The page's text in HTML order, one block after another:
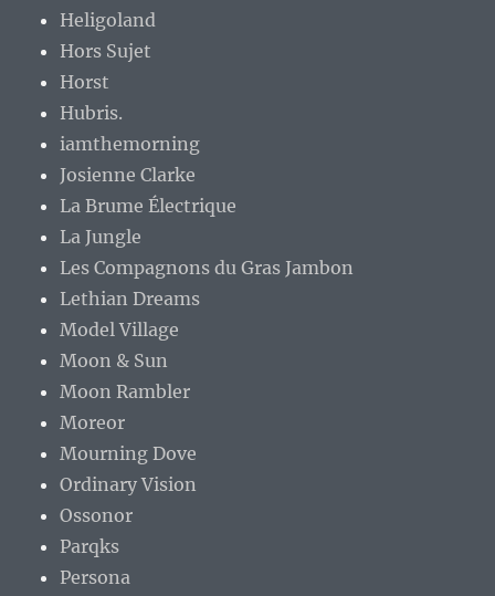
Heligoland
Hors Sujet
Horst
Hubris.
iamthemorning
Josienne Clarke
La Brume Électrique
La Jungle
Les Compagnons du Gras Jambon
Lethian Dreams
Model Village
Moon & Sun
Moon Rambler
Moreor
Mourning Dove
Ordinary Vision
Ossonor
Parqks
Persona